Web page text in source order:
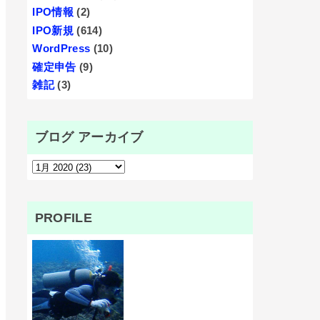
IPO情報 (2)
IPO新規 (614)
WordPress (10)
確定申告 (9)
雑記 (3)
ブログ アーカイブ
PROFILE